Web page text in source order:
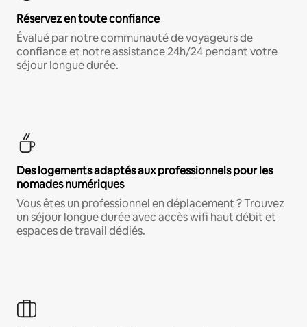
Réservez en toute confiance
Évalué par notre communauté de voyageurs de
confiance et notre assistance 24h/24 pendant votre
séjour longue durée.
Des logements adaptés aux professionnels pour les
nomades numériques
Vous êtes un professionnel en déplacement ? Trouvez
un séjour longue durée avec accès wifi haut débit et
espaces de travail dédiés.